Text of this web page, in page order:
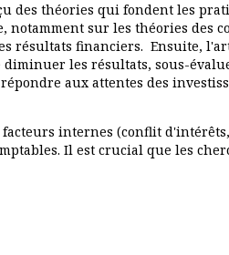
théories qui fondent les
sur les théories des
financiers. Ensuite,
les résultats, sous-
aux attentes des
internes (conflit
Il est crucial que les